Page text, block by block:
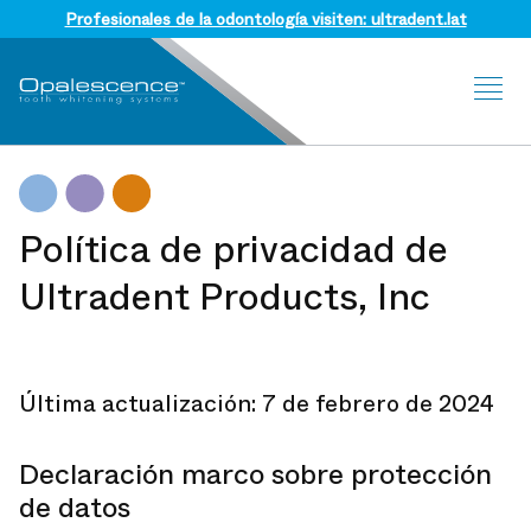
Profesionales de la odontología visiten: ultradent.lat
Política de privacidad de
Ultradent Products, Inc
Última actualización: 7 de febrero de 2024
Declaración marco sobre protección
de datos